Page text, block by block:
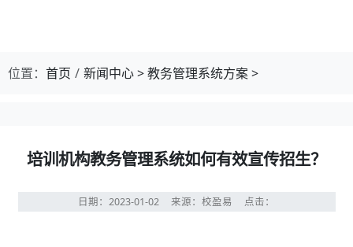
位置： 首页 新闻中心>教务管理系统方案>
培训机构教务管理系统如何有效宣传招生？
日期：2023-01-02 来源：校盈易 点击：